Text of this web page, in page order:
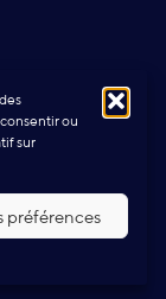
ou
sur
préférences